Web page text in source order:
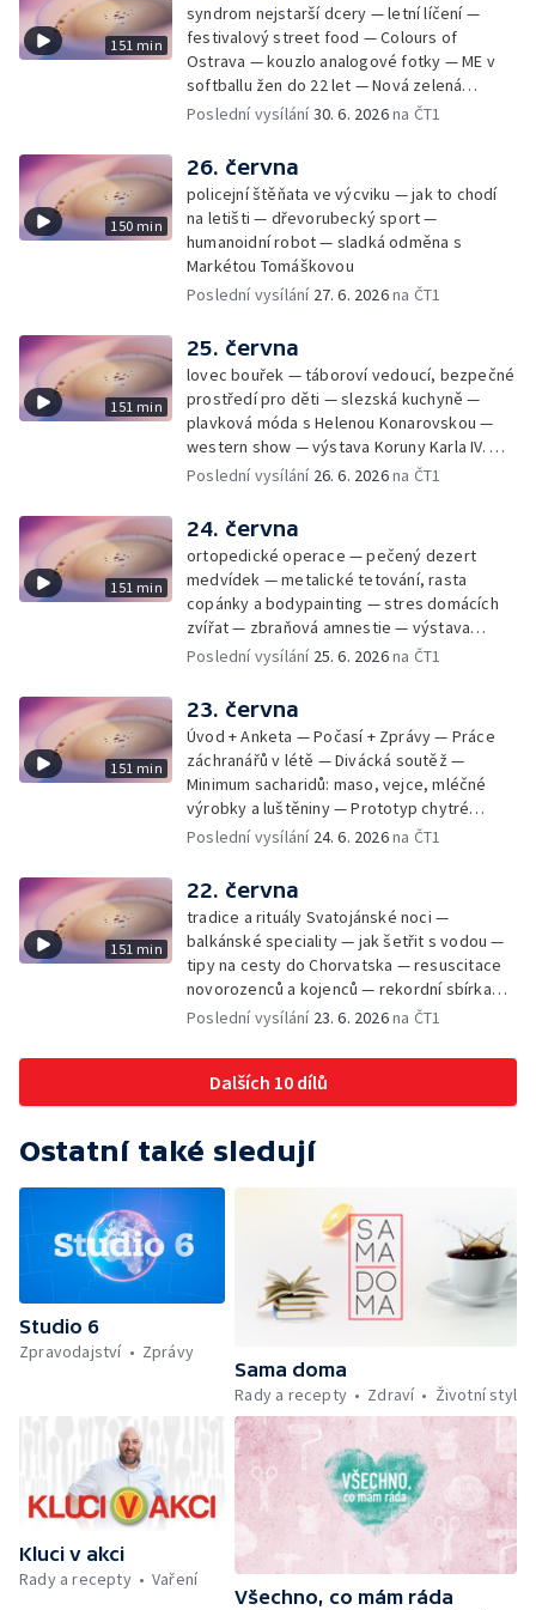
151 min
syndrom nejstarší dcery — letní líčení —
festivalový street food — Colours of
Ostrava — kouzlo analogové fotky — ME v
softballu žen do 22 let — Nová zelená
úsporám — Global Teacher Prize Czech
Poslední vysílání30. 6. 2026na ČT1
150 min
26. června
policejní štěňata ve výcviku — jak to chodí
na letišti — dřevorubecký sport —
humanoidní robot — sladká odměna s
Markétou Tomáškovou
Poslední vysílání 27. 6. 2026na ČT1
151 min
25. června
lovec bouřek — táboroví vedoucí, bezpečné
prostředí pro děti — slezská kuchyně —
plavková móda s Helenou Konarovskou —
western show — výstava Koruny Karla IV. —
mladý lezecký fenomén Josef Šindel
Poslední vysílání 26. 6. 2026na ČT1
151 min
24. června
ortopedické operace — pečený dezert
medvídek — metalické tetování, rasta
copánky a bodypainting — stres domácích
zvířat — zbraňová amnestie — výstava
mikrofotografií rostlin — fenomenální
Poslední vysílání 25. 6. 2026na ČT1
151 min
23. června
Úvod + Anketa — Počasí + Zprávy — Práce
záchranářů v létě — Divácká soutěž —
Minimum sacharidů: maso, vejce, mléčné
výrobky a luštěniny — Prototyp chytré
vložky do bot pro běžce — Anketa +
záchranářů v létě — Divácká soutěž —
Minimum sacharidů: maso, vejce, mléčné
výrobky a luštěniny — Jak se udržet v
kondici v létě bez posilovny — Prototyp
chytré vložky do bot pro běžce — Anketa +
aktuálně — Škola hrou — Upoutávka na další
vysílání — Počasí + Zprávy — Práce
Minimum sacharidů: maso, vejce, mléčné
výrobky a luštěniny — Mezinárodní folklórní
kondici v létě bez posilovny — Anketa +
Aktuálně — Škola hrou — Počasí — Prototyp
chytré vložky do bot pro běžce — Divácká
soutěž — Kniha veselých říkanek Hrátky se
zvířátky — Práce záchranářů v létě — Jak se
udržet v kondici v létě bez posilovny —
Škola hrou — Upoutávka na další vysílání —
Počasí + Zprávy — Mezinárodní folklórní
maso, vejce, mléčné výrobky a luštěniny —
Kniha veselých říkanek Hrátky se zvířátky —
Umělecký festival Pohoda 2026 —
Vyhodnocení ankety + ČT tipy —
Vyhodnocení divácké soutěže — Práce
záchranářů v létě
Poslední vysílání 24. 6. 2026na ČT1
151 min
22. června
tradice a rituály Svatojánské noci —
balkánské speciality — jak šetřit s vodou —
tipy na cesty do Chorvatska — resuscitace
novorozenců a kojenců — rekordní sbírka
velkých modelů aut — výroba šperků se
Poslední vysílání 23. 6. 2026na ČT1
Dalších 10 dílů
Ostatní také sledují
Studio 6
Zpravodajství
Zprávy
Sama doma
Rady a recepty
Zdraví Životní styl
Kluci v akci
Rady a recepty
Vaření
Všechno, co mám ráda